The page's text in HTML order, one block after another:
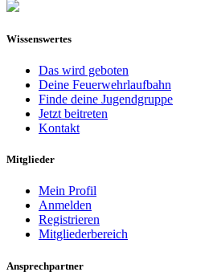
Wissenswertes
Das wird geboten
Deine Feuerwehrlaufbahn
Finde deine Jugendgruppe
Jetzt beitreten
Kontakt
Mitglieder
Mein Profil
Anmelden
Registrieren
Mitgliederbereich
Ansprechpartner